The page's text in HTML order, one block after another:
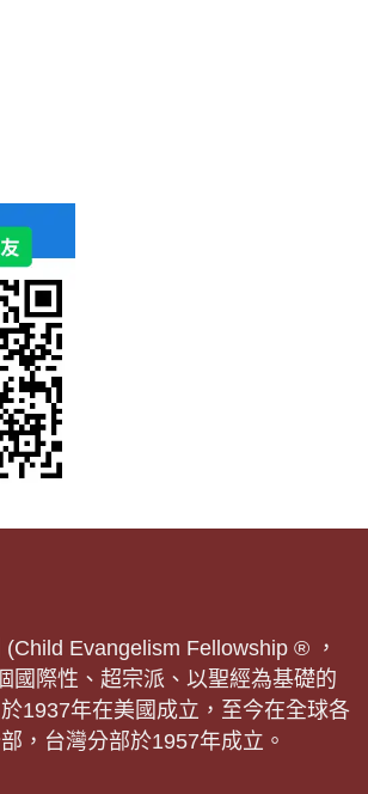
Evangelism Fellowship ® ，
國際性、超宗派、以聖經為基礎的
1937年在美國成立，至今在全球各
，台灣分部於1957年成立。